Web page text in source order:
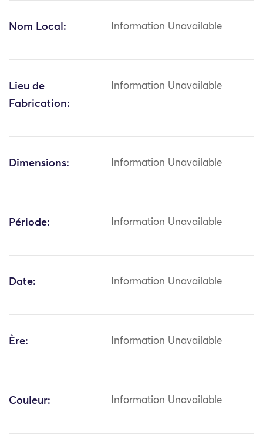
Nom Local: Information Unavailable
Lieu de
Fabrication:
Information Unavailable
Dimensions: Information Unavailable
Période: Information Unavailable
Date: Information Unavailable
Ère: Information Unavailable
Couleur: Information Unavailable